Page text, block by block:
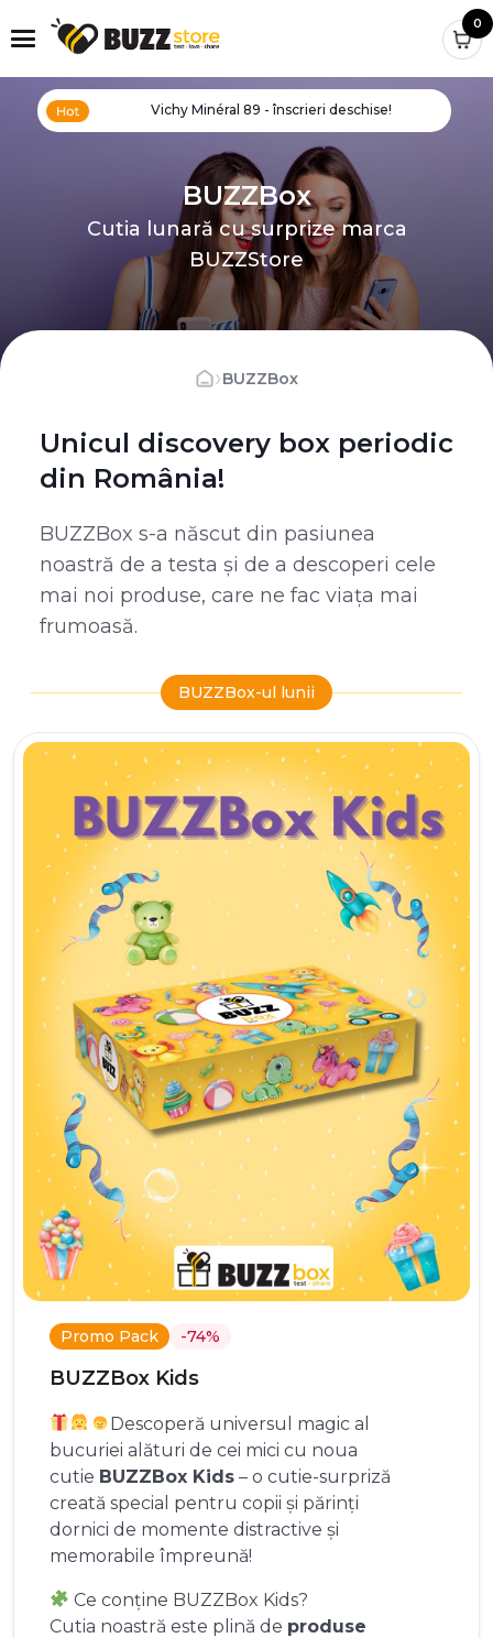
0
Vichy Minéral 89 - înscrieri deschise!
BUZZBox
Cutia lunară cu surprize marca
BUZZStore
›BUZZBox
Unicul discovery box periodic
din România!
BUZZBox s-a născut din pasiunea
noastră de a testa și de a descoperi cele
mai noi produse, care ne fac viața mai
frumoasă.
BUZZBox-ul lunii
Promo Pack -74%
BUZZBox Kids
Descoperă universul magic al
bucuriei alături de cei mici cu noua
cutie BUZZBox Kids – o cutie-surpriză
creată special pentru copii și părinți
dornici de momente distractive și
memorabile împreună!
Ce conține BUZZBox Kids?
Cutia noastră este plină de produse